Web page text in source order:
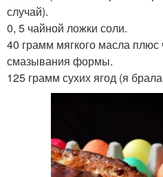
случай).
0, 5 чайной ложки соли.
40 грамм мягкого масла плюс
смазывания формы.
125 грамм сухих ягод (я